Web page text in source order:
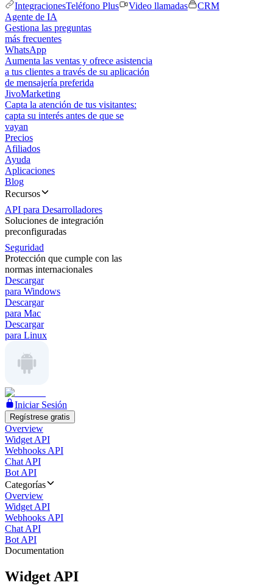
IntegracionesTeléfono Plus Video llamadas
CRM
Agente de IA
Gestiona las preguntas
más frecuentes
WhatsApp
Aumenta las ventas y ofrece asistencia
a tus clientes a través de su aplicación
de mensajería preferida
JivoMarketing
Capta la atención de tus visitantes:
capta su interés antes de que se
vayan
Precios
Afiliados
Ayuda
Aplicaciones
Blog
Recursos
API para Desarrolladores
Soluciones de integración
preconfiguradas
Seguridad
Protección que cumple con las
normas internacionales
Descargar
para Windows
Descargar
para Mac
Descargar
para Linux
Iniciar Sesión
Regístrese gratis
Overview
Widget API
Webhooks API
Chat API
Bot API
Categorías
Overview
Widget API
Webhooks API
Chat API
Bot API
Documentation
Widget API